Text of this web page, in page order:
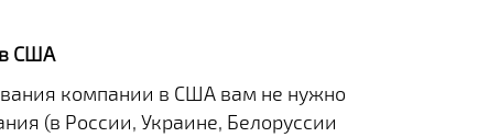
в США
компании в США вам не нужно
(в России, Украине, Белоруссии